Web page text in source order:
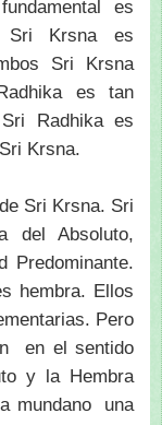
es
Krsna es
Sri Krsna
es tan
Radhika es
Krsna.
Sri Krsna. Sri
del Absoluto,
hembra. Ellos
Pero
en el sentido
y la Hembra
mundano una